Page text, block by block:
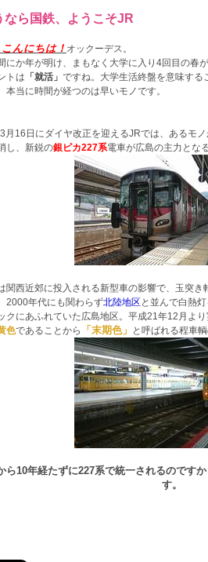
なら国鉄、ようこそJR
んにちは！ オックーデス。
にか年が明け、まもなく大学に入り4回目の春
トは 「就活」 ですね。大学生活終盤を意味する
本当に時間が経つのは早いモノです。
月16日にダイヤ改正を迎えるJRでは、あるモ
し、新鋭の銀ピカ227系電車が広島の主力とな
関西近郊に投入される新型車の影響で、玉突
2000年代にも関わらず北陸地区 と並んで白熱
クにあふれていた広島地区。平成21年12月よ
色であることから 「末期色」 と呼ばれる程車
ら10年経たずに227系で統一されるのです
す。